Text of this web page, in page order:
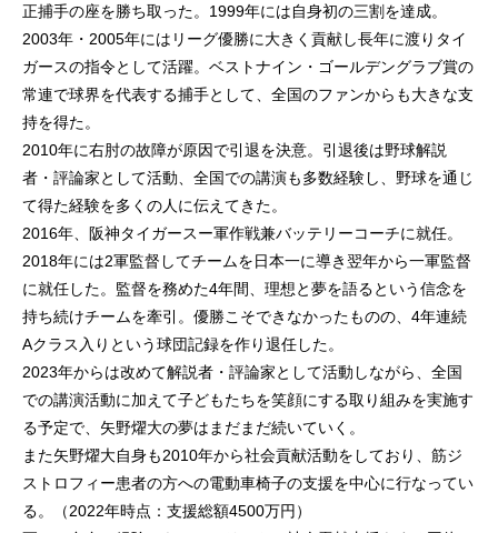
正捕手の座を勝ち取った。1999年には自身初の三割を達成。
2003年・2005年にはリーグ優勝に大きく貢献し長年に渡りタイ
ガースの指令として活躍。ベストナイン・ゴールデングラブ賞の
常連で球界を代表する捕手として、全国のファンからも大きな支
持を得た。
2010年に右肘の故障が原因で引退を決意。引退後は野球解説
者・評論家として活動、全国での講演も多数経験し、野球を通じ
て得た経験を多くの人に伝えてきた。
2016年、阪神タイガースー軍作戦兼バッテリーコーチに就任。
2018年には2軍監督してチームを日本一に導き翌年から一軍監督
に就任した。監督を務めた4年間、理想と夢を語るという信念を
持ち続けチームを牽引。優勝こそできなかったものの、4年連続
Aクラス入りという球団記録を作り退任した。
2023年からは改めて解説者・評論家として活動しながら、全国
での講演活動に加えて子どもたちを笑顔にする取り組みを実施す
る予定で、矢野燿大の夢はまだまだ続いていく。
また矢野燿大自身も2010年から社会貢献活動をしており、筋ジ
ストロフィー患者の方への電動車椅子の支援を中心に行なってい
る。（2022年時点：支援総額4500万円）